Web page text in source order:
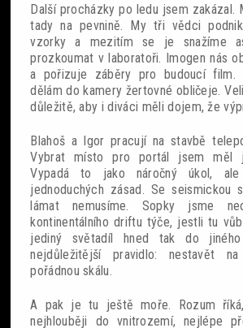
Další procházky po ledu jsem zakázal.
tady na pevnině. My tři vědci
vzorky a mezitím se je snažíme
prozkoumat v laboratoři. Imogen nás
a pořizuje záběry pro budoucí film.
dělám do kamery žertovné obličeje.
důležitě, aby i diváci měli dojem, že
Blahoš a Igor pracují na stavbě
Vybrat místo pro portál jsem měl
Vypadá to jako náročný úkol,
jednoduchých zásad. Se seismickou
lámat nemusíme. Sopky jsme
kontinentálního driftu týče, jestli tu
jediný světadíl hned tak do jiného
nejdůležitější pravidlo: nestavět
pořádnou skálu.
A pak je tu ještě moře. Rozum
nejhlouběji do vnitrozemí, nejlépe